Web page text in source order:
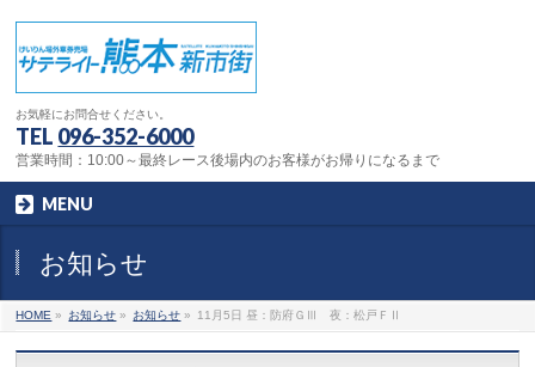
お気軽にお問合せください。
TEL 096-352-6000
営業時間：10:00～最終レース後場内のお客様がお帰りになるまで
MENU
お知らせ
HOME » お知らせ » お知らせ » 11月5日 昼：防府ＧⅢ 夜：松戸ＦⅡ